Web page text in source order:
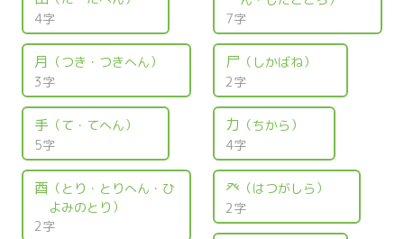
4字
月 （つき・つきへん）
3字
手 （て・てへん）
5字
酉 （とり・とりへん・ひ
よみのとり）
2字
7字
尸 （しかばね）
2字
力 （ちから）
4字
癶（はつがしら）
2字